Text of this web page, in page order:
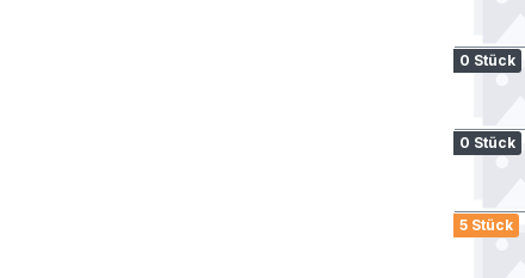
0 Stück
0 Stück
5 Stück